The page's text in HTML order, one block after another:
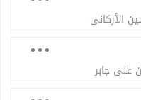
الأركاني
علي جابر